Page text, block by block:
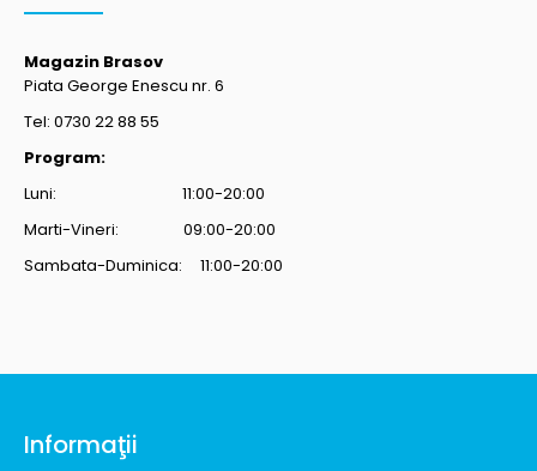
Magazin Brasov
Piata George Enescu nr. 6
Tel: 0730 22 88 55
Program:
Luni: 11:00-20:00
Marti-Vineri: 09:00-20:00
Sambata-Duminica: 11:00-20:00
Informaţii